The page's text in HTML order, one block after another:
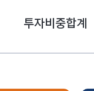
투자비중합계